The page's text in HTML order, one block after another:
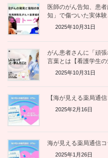
医師のがん告知、患
知」で傷ついた実体
2025年10月31日
がん患者さんに「頑
言葉とは【看護学生の
2025年10月31日
【海が見える薬局通
2025年2月16日
海が見える薬局通信
2025年1月26日